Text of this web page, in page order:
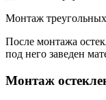
Монтаж
После монтажа
под него заведен
Монтаж